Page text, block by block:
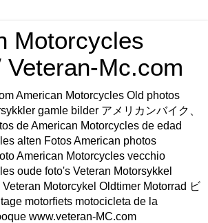
Motorcycles
Veteran-Mc.com
American Motorcycles Old photos
gamle bilder アメリカンバイク、
de American Motorcycles de edad
alten Fotos American photos
American Motorcycles vecchio
oude foto's Veteran Motorsykkel
Motorcykel Oldtimer Motorrad ビ
motorfiets motocicleta de la
www.veteran-MC.com